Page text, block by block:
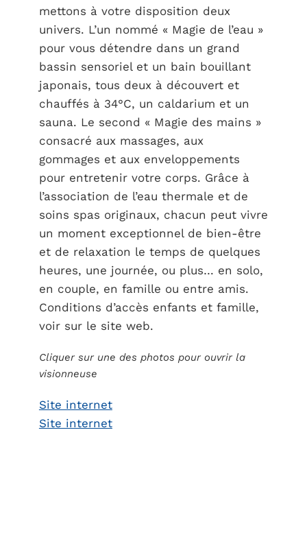
mettons à votre disposition deux
univers. L’un nommé « Magie de l’eau »
pour vous détendre dans un grand
bassin sensoriel et un bain bouillant
japonais, tous deux à découvert et
chauffés à 34°C, un caldarium et un
sauna. Le second « Magie des mains »
consacré aux massages, aux
gommages et aux enveloppements
pour entretenir votre corps. Grâce à
l’association de l’eau thermale et de
soins spas originaux, chacun peut vivre
un moment exceptionnel de bien-être
et de relaxation le temps de quelques
heures, une journée, ou plus… en solo,
en couple, en famille ou entre amis.
Conditions d’accès enfants et famille,
voir sur le site web.
Cliquer sur une des photos pour ouvrir la
visionneuse
Site internet
Site internet